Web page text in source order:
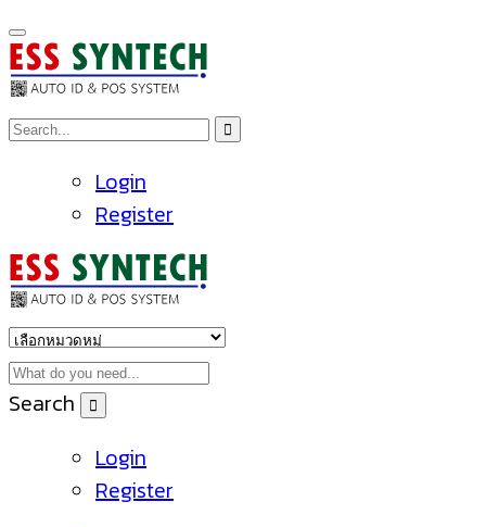
Login
Register
Search
Login
Register